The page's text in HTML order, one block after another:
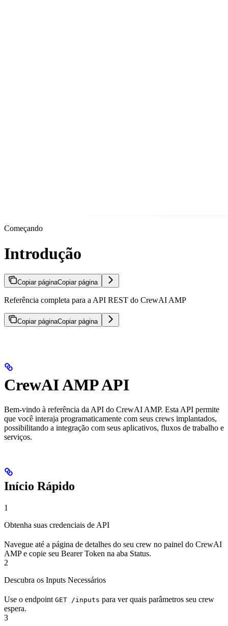
Começando
Introdução
Copiar páginaCopiar página
Referência completa para a API REST do CrewAI AMP
Copiar páginaCopiar página
CrewAI AMP API
Bem-vindo à referência da API do CrewAI AMP. Esta API permite
que você interaja programaticamente com seus crews implantados,
possibilitando a integração com seus aplicativos, fluxos de trabalho e
serviços.
Início Rápido
1
Obtenha suas credenciais de API
Navegue até a página de detalhes do seu crew no painel do CrewAI
AMP e copie seu Bearer Token na aba Status.
2
Descubra os Inputs Necessários
Use o endpoint GET /inputs para ver quais parâmetros seu crew
espera.
3